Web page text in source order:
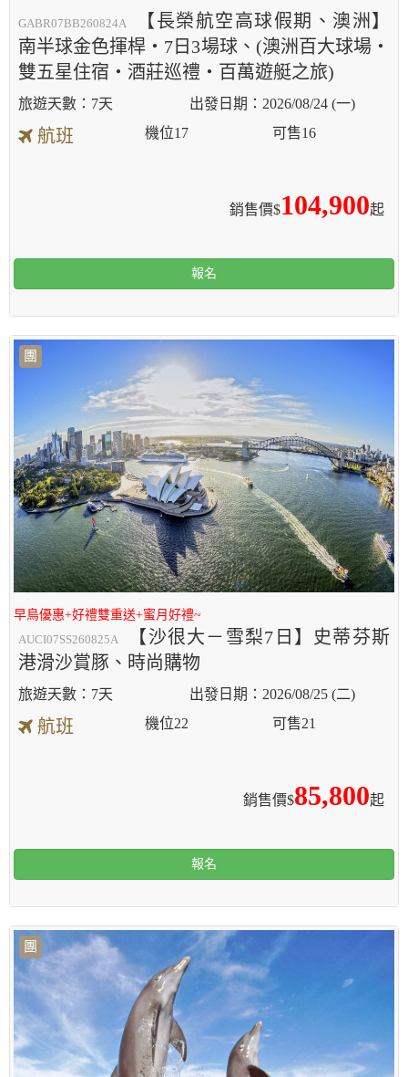
GABR07BB260824A
【長榮航空高球假期、澳洲】
南半球金色揮桿・7日3場球、(澳洲百大球場‧
雙五星住宿‧酒莊巡禮‧百萬遊艇之旅)
7天 2026/08/24 (一)
航班
銷售價$104,900起
機位17 可售16
報名
團
早鳥優惠+好禮雙重送+蜜月好禮~
AUCI07SS260825A
【沙很大－雪梨7日】史蒂芬斯
港滑沙賞豚、時尚購物
7天 2026/08/25 (二)
航班
銷售價$85,800起
機位22 可售21
報名
團